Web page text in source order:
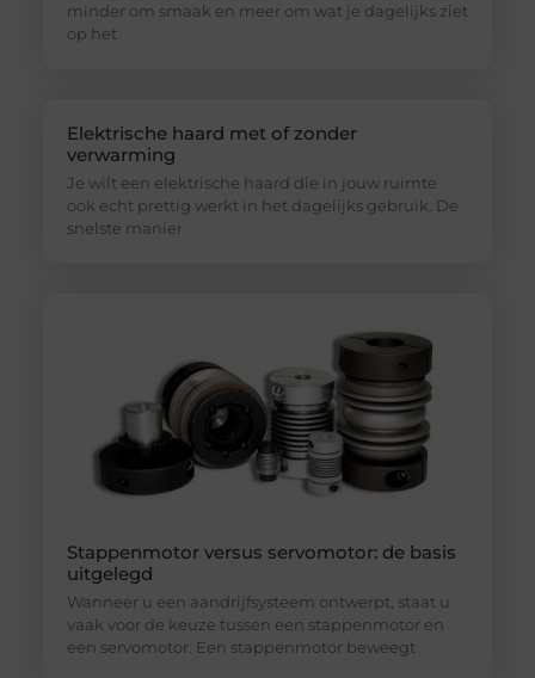
minder om smaak en meer om wat je dagelijks ziet
op het
Elektrische haard met of zonder
verwarming
Je wilt een elektrische haard die in jouw ruimte
ook echt prettig werkt in het dagelijks gebruik. De
snelste manier
Stappenmotor versus servomotor: de basis
uitgelegd
Wanneer u een aandrijfsysteem ontwerpt, staat u
vaak voor de keuze tussen een stappenmotor en
een servomotor. Een stappenmotor beweegt